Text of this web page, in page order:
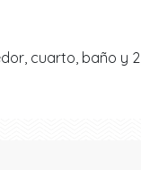
cuarto, baño y 2